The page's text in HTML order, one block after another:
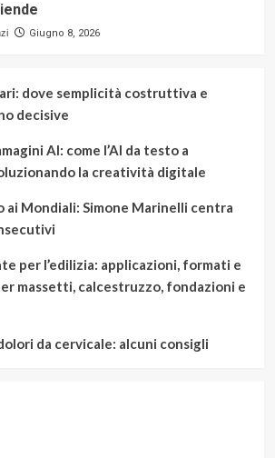
Giugno 8, 2026
dove semplicità costruttiva e
decisive
AI: come l’AI da testo a
la creatività digitale
ai Mondiali: Simone Marinelli centra
per l’edilizia: applicazioni, formati e
massetti, calcestruzzo, fondazioni e
da cervicale: alcuni consigli